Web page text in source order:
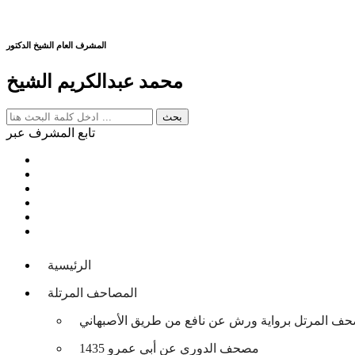
المشرف العام الشيخ الدكتور
محمد عبدالكريم الشيخ
تابع المشرف عبر
الرئيسية
المصاحف المرتلة
المرتل برواية ورش عن نافع من طريق الأصبهاني
مصحف الدوري عن أبي عمرو 1435